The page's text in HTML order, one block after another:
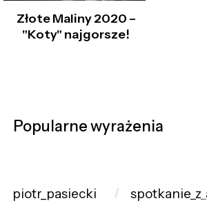
Złote Maliny 2020 –
"Koty" najgorsze!
Popularne wyrażenia
piotr_pasiecki